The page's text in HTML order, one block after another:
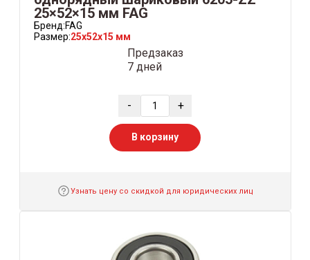
25×52×15 мм FAG
Бренд:FAG
Размер:25x52x15 мм
Предзаказ
7 дней
- +
В корзину
Узнать цену со скидкой для юридических лиц